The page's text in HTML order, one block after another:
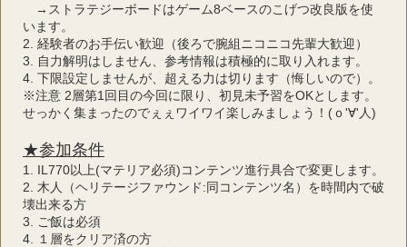
→ストラテジーボードはゲーム8ベースのこげつ改良版を使
います。
2. 経験者のお手伝い歓迎（後ろで腕組ニコニコ先輩大歓迎）
3. 自力解明はしません、参考情報は積極的に取り入れます。
4. 下限設定しませんが、超える力は切ります（悔しいので）。
※注意 2層第1回目の今回に限り、初見未予習をOKとします。
せっかく集まったのでぇぇワイワイ楽しみましょう！(ｏ'∀'人)
★参加条件
1. IL770以上(マテリア必須)コンテンツ進行具合で変更します。
2. 木人（ヘリテージファウンド:同コンテンツ名）を時間内で破
壊出来る方
3. ご飯は必須
4. １層をクリア済の方